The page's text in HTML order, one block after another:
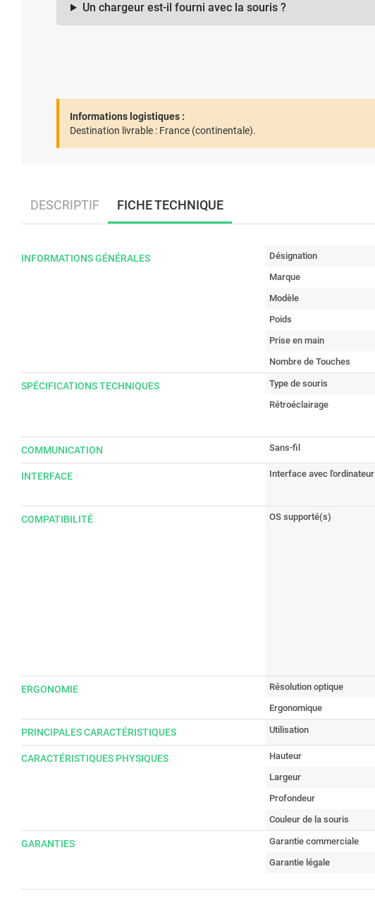
Un chargeur est-il fourni avec la souris ?
Informations logistiques :
Destination livrable : France (continentale).
DESCRIPTIF FICHE TECHNIQUE
INFORMATIONS GÉNÉRALES Désignation
Marque
Modèle
Poids
Prise en main
Nombre de Touches
SPÉCIFICATIONS TECHNIQUES Type de souris
Rétroéclairage
COMMUNICATION Sans-fil
INTERFACE Interface avec l'ordinateur
COMPATIBILITÉ OS supporté(s)
ERGONOMIE Résolution optique
Ergonomique
PRINCIPALES CARACTÉRISTIQUES Utilisation
CARACTÉRISTIQUES PHYSIQUES Hauteur
Largeur
Profondeur
Couleur de la souris
GARANTIES Garantie commerciale
Garantie légale